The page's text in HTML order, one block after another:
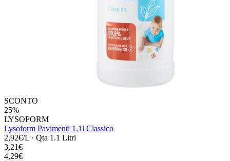
SCONTO
25%
LYSOFORM
Lysoform Pavimenti 1,1l Classico
2,92€/L · Qta 1.1 Litri
3,21€
4,29€